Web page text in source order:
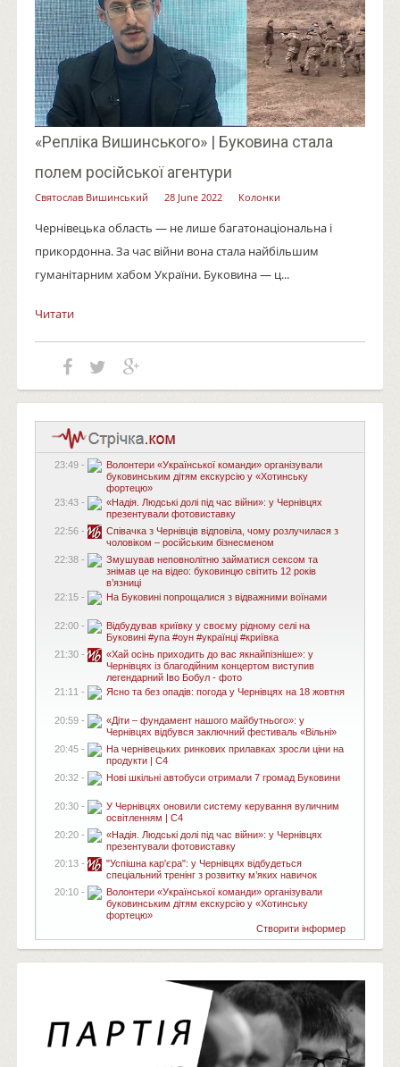
«Репліка Вишинського» | Буковина стала
полем російської агентури
Святослав Вишинський 28 June 2022 Колонки
Чернівецька область — не лише багатонаціональна і
прикордонна. За час війни вона стала найбільшим
гуманітарним хабом України. Буковина — ц...
Читати
23:49 -
Волонтери «Української команди» організували
буковинським дітям екскурсію у «Хотинську
фортецю»
23:43 -
«Надія. Людські долі під час війни»: у Чернівцях
презентували фотовиставку
22:56 -
Співачка з Чернівців відповіла, чому розлучилася з
чоловіком – російським бізнесменом
22:38 -
Змушував неповнолітню займатися сексом та
знімав це на відео: буковинцю світить 12 років
в’язниці
22:15 -
На Буковині попрощалися з відважними воїнами
22:00 -
Відбудував криївку у своєму рідному селі на
Буковині #упа #оун #українці #криївка
21:30 -
«Хай осінь приходить до вас якнайпізніше»: у
Чернівцях із благодійним концертом виступив
легендарний Іво Бобул - фото
21:11 -
Ясно та без опадів: погода у Чернівцях на 18 жовтня
20:59 -
«Діти – фундамент нашого майбутнього»: у
Чернівцях відбувся заключний фестиваль «Вільні»
20:45 -
На чернівецьких ринкових прилавках зросли ціни на
продукти | C4
20:32 -
Нові шкільні автобуси отримали 7 громад Буковини
20:30 -
У Чернівцях оновили систему керування вуличним
освітленням | C4
20:20 -
«Надія. Людські долі під час війни»: у Чернівцях
презентували фотовиставку
20:13 -
"Успішна кар'єра": у Чернівцях відбудеться
спеціальний тренінг з розвитку м’яких навичок
20:10 -
Волонтери «Української команди» організували
буковинським дітям екскурсію у «Хотинську
фортецю»
Створити інформер